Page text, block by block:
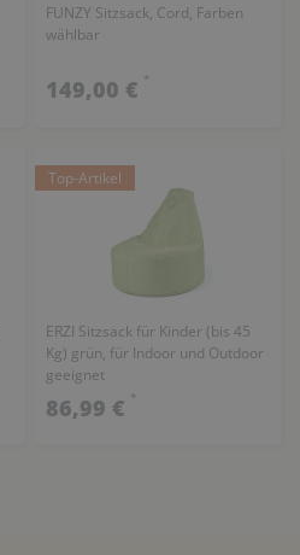
FUNZY Sitzsack, Cord, Farben
wählbar
149,00 € *
Top-Artikel
ERZI Sitzsack für Kinder (bis 45
Kg) grün, für Indoor und Outdoor
geeignet
86,99 € *